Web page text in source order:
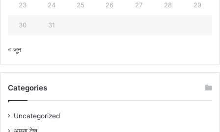
23 24 25 26 27 28 29
30 31
« जून
Categories
Uncategorized